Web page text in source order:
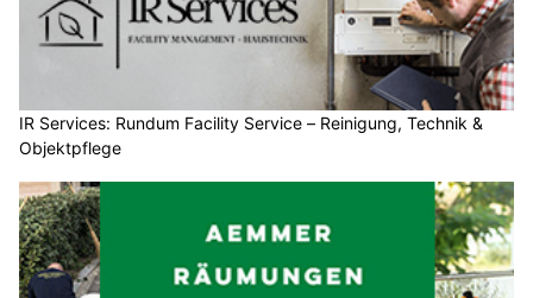
IR Services: Rundum Facility Service – Reinigung, Technik &
Objektpflege